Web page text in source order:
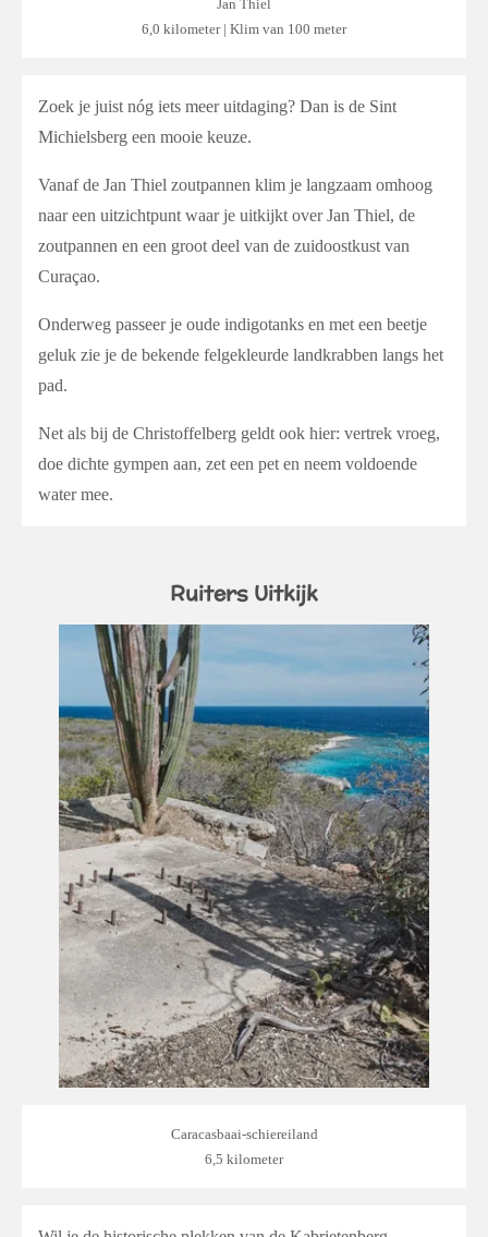
Jan Thiel
6,0 kilometer | Klim van 100 meter
Zoek je juist nóg iets meer uitdaging? Dan is de Sint
Michielsberg een mooie keuze.
Vanaf de Jan Thiel zoutpannen klim je langzaam omhoog
naar een uitzichtpunt waar je uitkijkt over Jan Thiel, de
zoutpannen en een groot deel van de zuidoostkust van
Curaçao.
Onderweg passeer je oude indigotanks en met een beetje
geluk zie je de bekende felgekleurde landkrabben langs het
pad.
Net als bij de Christoffelberg geldt ook hier: vertrek vroeg,
doe dichte gympen aan, zet een pet en neem voldoende
water mee.
Ruiters Uitkijk
Caracasbaai-schiereiland
6,5 kilometer